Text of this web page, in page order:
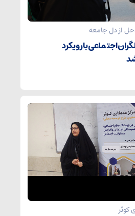
از دل جامعه
اجتماعی با رویکرد
کوثر